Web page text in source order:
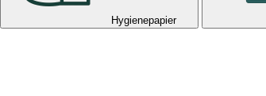
Hygienepapier